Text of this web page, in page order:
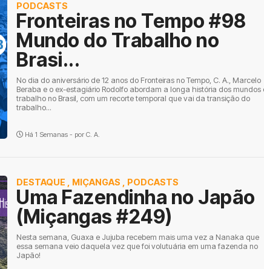
PODCASTS
Fronteiras no Tempo #98
Mundo do Trabalho no
Brasi...
No dia do aniversário de 12 anos do Fronteiras no Tempo, C. A., Marcelo
Beraba e o ex-estagiário Rodolfo abordam a longa história dos mundos
trabalho no Brasil, com um recorte temporal que vai da transição do
trabalho...
Há 1 Semanas - por C. A.
DESTAQUE MIÇANGAS PODCASTS
Uma Fazendinha no Japão
(Miçangas #249)
Nesta semana, Guaxa e Jujuba recebem mais uma vez a Nanaka que
essa semana veio daquela vez que foi volutuária em uma fazenda no
Japão!